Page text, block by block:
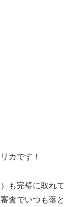
カです！
も完璧に取れて
査でいつも落と